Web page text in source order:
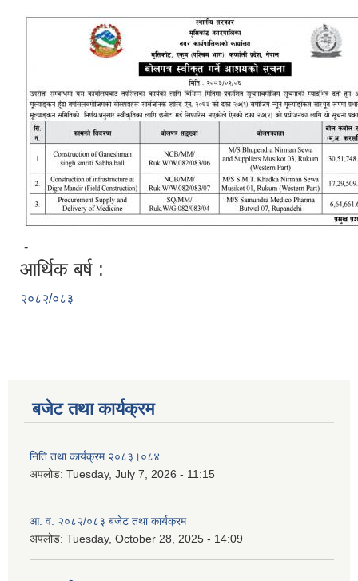
-
आर्थिक बर्ष :
२०८२/०८३
बजेट तथा कार्यक्रम
निति तथा कार्यक्रम २०८३।०८४
अपलोड: Tuesday, July 7, 2026 - 11:15
आ. व. २०८२/०८३ बजेट तथा कार्यक्रम
अपलोड: Tuesday, October 28, 2025 - 14:09